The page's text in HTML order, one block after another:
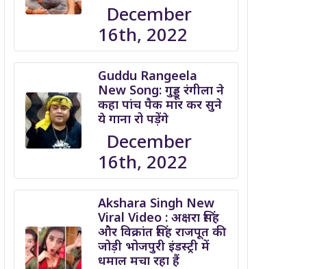
December
16th, 2022
Guddu Rangeela
New Song: गुड्डू रंगीला ने
कहा पांच पैक मार कर सुने
ये गाना रो पड़ेंगे
December
16th, 2022
Akshara Singh New
Viral Video : अक्षरा सिंह
और विक्रांत सिंह राजपूत की
जोड़ी भोजपुरी इंडस्ट्री में
धमाल मचा रहा हैं